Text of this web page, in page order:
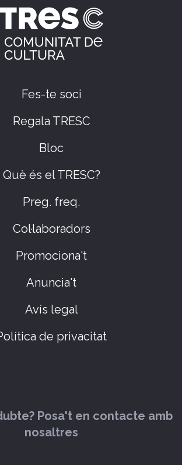
Fes-te soci
Regala TRESC
Bloc
Què és el TRESC?
Preg. freq.
Col·laboradors
Promociona't
Anuncia't
Avís legal
de privacitat
Posa't en contacte amb
nosaltres